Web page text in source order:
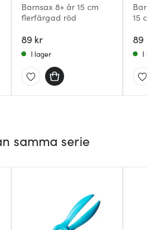
Barnsax 8+ år 15 cm
flerfärgad röd
89 kr
I lager
15
89 kr
I
samma serie